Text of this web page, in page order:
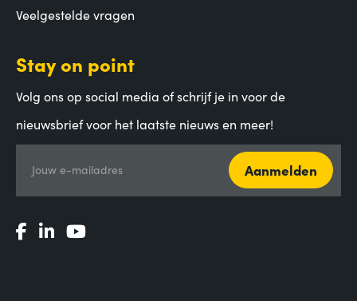
Veelgestelde vragen
Stay on point
Volg ons op social media of schrijf je in voor de
nieuwsbrief voor het laatste nieuws en meer!
Jouw e-mailadres Aanmelden